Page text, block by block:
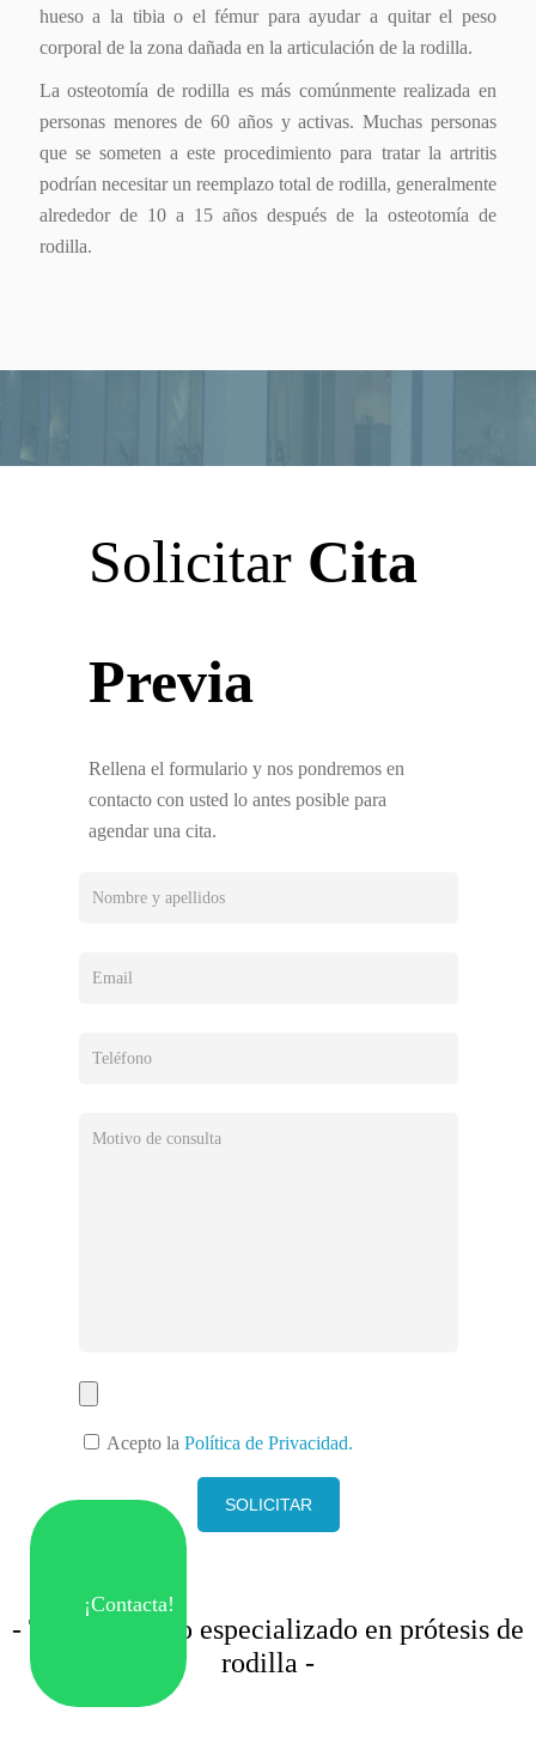
hueso a la tibia o el fémur para ayudar a quitar el peso
corporal de la zona dañada en la articulación de la rodilla.
La osteotomía de rodilla es más comúnmente realizada en
personas menores de 60 años y activas. Muchas personas
que se someten a este procedimiento para tratar la artritis
podrían necesitar un reemplazo total de rodilla, generalmente
alrededor de 10 a 15 años después de la osteotomía de
rodilla.
Solicitar Cita
Previa
Rellena el formulario y nos pondremos en
contacto con usted lo antes posible para
agendar una cita.
Acepto la Política de Privacidad.
Traumatólogo especializado en prótesis de
rodilla
¡Contacta!